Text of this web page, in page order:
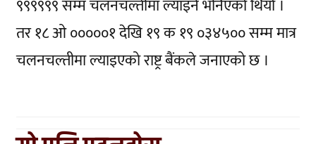
९९९९९९ सम्म चलनचल्तीमा ल्याइने भनिएको थियो ।
तर १८ ओ ०००००१ देखि १९ क १९ ०३४५०० सम्म मात्र
चलनचल्तीमा ल्याइएको राष्ट्र बैंकले जनाएको छ ।